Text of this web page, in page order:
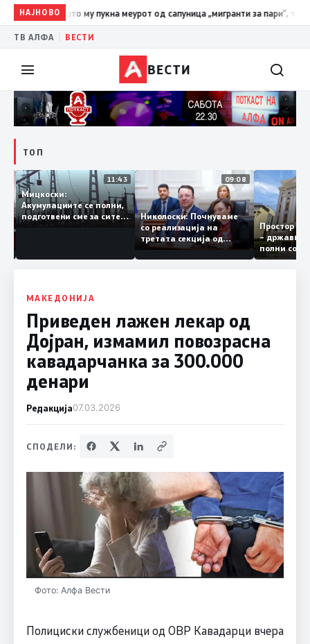
НАЈНОВО19:39ВМРО-ДПМНЕ: Како што му пукна меурот од сапуница
ТВ АЛФА ВЕСТИ
ВЕСТИ
ТОП
11:43
Мицкоски:
Акумулациите се полни,
подготвени сме за сите
ризици, не размислување
09:08
Николоски: Почнуваме
со реализација на
третата секција од
железничкиот Коридор
8, Македонија станува
Простор
–
полни со
МАКЕДОНИЈА
Приведен лажен лекар од
Дојран, измамил повозрасна
кавадарчанка за 300.000
денари
Редакција07.03.2026
СПОДЕЛИ:
Фото: Алфа Вести
Полициски службеници од ОВР Кавадарци вчера